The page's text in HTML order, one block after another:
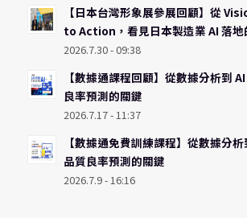
【日本台灣形象展參展回顧】從
to Action，看見日本製造業 AI 落地
2026.7.30 - 09:38
【數據通課程回顧】從數據分析到
良率預測的關鍵
2026.7.17 - 11:37
【數據通免費訓練課程】從數據分
品質良率預測的關鍵
2026.7.9 - 16:16